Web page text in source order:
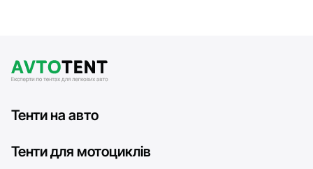
Тенти на авто
Тенти для мотоциклів